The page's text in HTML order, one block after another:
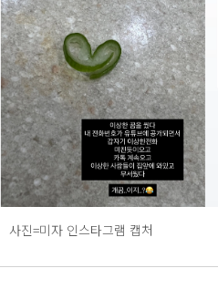
사진=미자 인스타그램 캡처